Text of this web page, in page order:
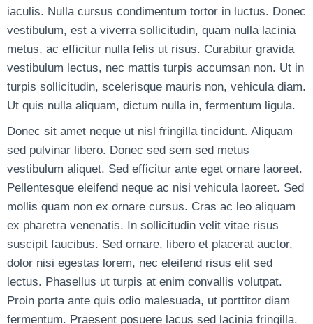
iaculis. Nulla cursus condimentum tortor in luctus. Donec
vestibulum, est a viverra sollicitudin, quam nulla lacinia
metus, ac efficitur nulla felis ut risus. Curabitur gravida
vestibulum lectus, nec mattis turpis accumsan non. Ut in
turpis sollicitudin, scelerisque mauris non, vehicula diam.
Ut quis nulla aliquam, dictum nulla in, fermentum ligula.
Donec sit amet neque ut nisl fringilla tincidunt. Aliquam
sed pulvinar libero. Donec sed sem sed metus
vestibulum aliquet. Sed efficitur ante eget ornare laoreet.
Pellentesque eleifend neque ac nisi vehicula laoreet. Sed
mollis quam non ex ornare cursus. Cras ac leo aliquam
ex pharetra venenatis. In sollicitudin velit vitae risus
suscipit faucibus. Sed ornare, libero et placerat auctor,
dolor nisi egestas lorem, nec eleifend risus elit sed
lectus. Phasellus ut turpis at enim convallis volutpat.
Proin porta ante quis odio malesuada, ut porttitor diam
fermentum. Praesent posuere lacus sed lacinia fringilla.